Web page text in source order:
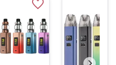
Lägg till i favoriter